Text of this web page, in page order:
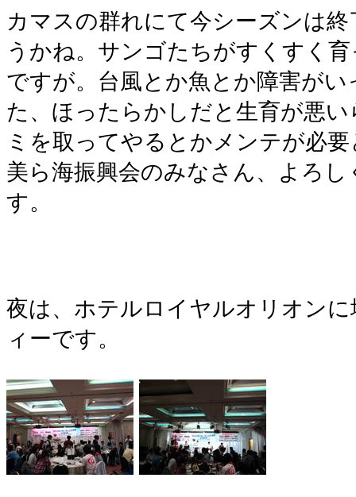
カマスの群れにて今シーズンは
うかね。サンゴたちがすくすく
ですが。台風とか魚とか障害が
た、ほったらかしだと生育が悪
ミを取ってやるとかメンテが必
美ら海振興会のみなさん、よろ
す。
夜は、ホテルロイヤルオリオン
ィーです。